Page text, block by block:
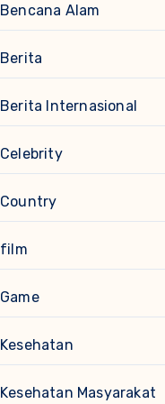
Bencana Alam
Berita
Berita Internasional
Celebrity
Country
film
Game
Kesehatan
Kesehatan Masyarakat